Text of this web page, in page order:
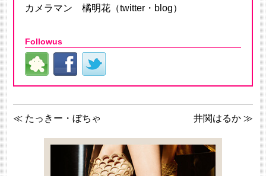
カメラマン 橘明花（twitter・ blog）
Followus
≪ たっきー・ぼちゃ 井関はるか ≫